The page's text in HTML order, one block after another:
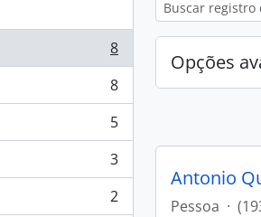
8
8
5
3
2
Opções
Antonio
Pessoa ·